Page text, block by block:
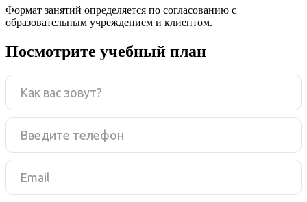
Формат занятий определяется по согласованию с
образовательным учреждением и клиентом.
Посмотрите учебный план